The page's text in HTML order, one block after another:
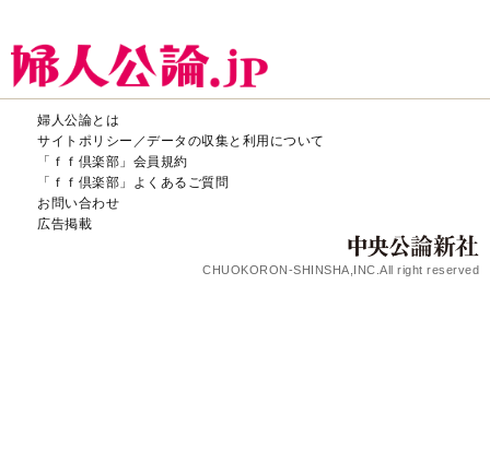
婦人公論とは
サイトポリシー／データの収集と利用について
「ｆｆ倶楽部」会員規約
「ｆｆ倶楽部」よくあるご質問
お問い合わせ
広告掲載
CHUOKORON-SHINSHA,INC.All right reserved